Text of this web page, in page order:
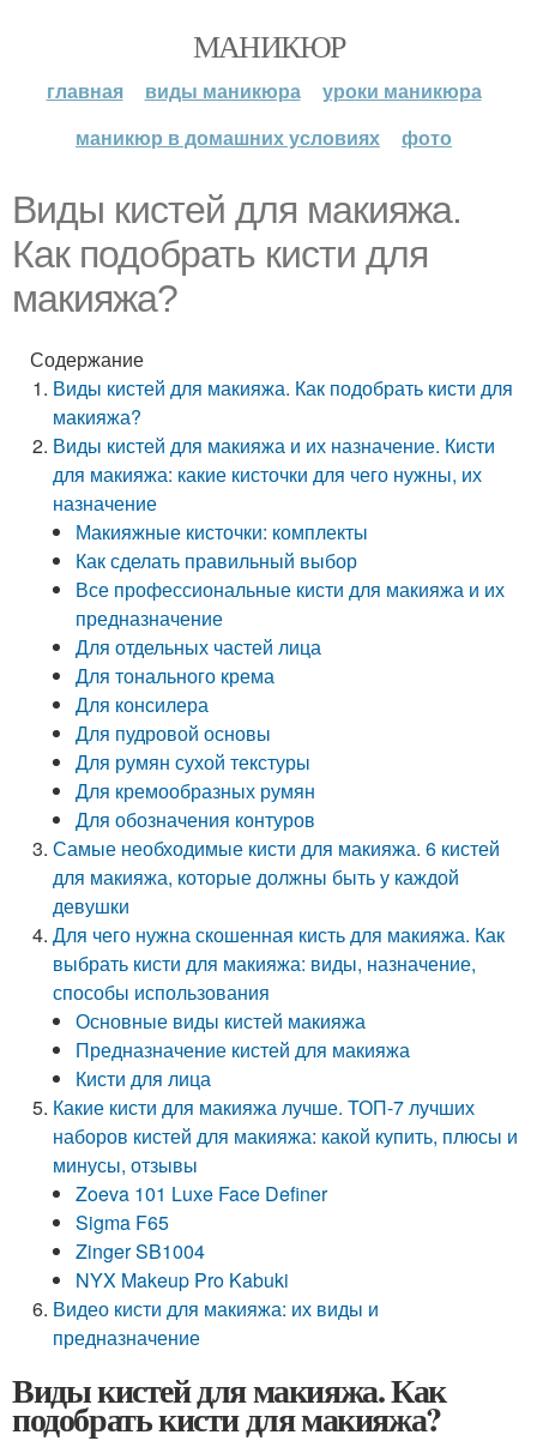
МАНИКЮР
главная виды маникюра
уроки маникюра
маникюр в домашних условиях
фото
Виды кистей для макияжа.
Как подобрать кисти для
макияжа?
Содержание
Виды кистей для макияжа. Как подобрать кисти для
макияжа?
Виды кистей для макияжа и их назначение. Кисти
для макияжа: какие кисточки для чего нужны, их
назначение
Макияжные кисточки: комплекты
Как сделать правильный выбор
Все профессиональные кисти для макияжа и их
предназначение
Для отдельных частей лица
Для тонального крема
Для консилера
Для пудровой основы
Для румян сухой текстуры
Для кремообразных румян
Для обозначения контуров
Самые необходимые кисти для макияжа. 6 кистей
для макияжа, которые должны быть у каждой
девушки
Для чего нужна скошенная кисть для макияжа. Как
выбрать кисти для макияжа: виды, назначение,
способы использования
Основные виды кистей макияжа
Предназначение кистей для макияжа
Кисти для лица
Какие кисти для макияжа лучше. ТОП-7 лучших
наборов кистей для макияжа: какой купить, плюсы и
минусы, отзывы
Zoeva 101 Luxe Face Definer
Sigma F65
Zinger SB1004
NYX Makeup Pro Kabuki
Видео кисти для макияжа: их виды и
предназначение
Виды кистей для макияжа. Как
подобрать кисти для макияжа?